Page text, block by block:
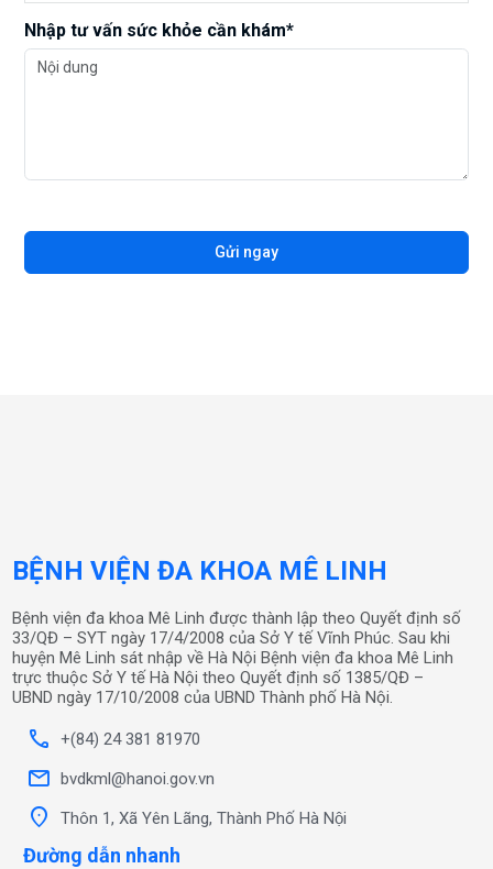
Nhập tư vấn sức khỏe cần khám*
Gửi ngay
BỆNH VIỆN ĐA KHOA MÊ LINH
Bệnh viện đa khoa Mê Linh được thành lập theo Quyết định số
33/QĐ – SYT ngày 17/4/2008 của Sở Y tế Vĩnh Phúc. Sau khi
huyện Mê Linh sát nhập về Hà Nội Bệnh viện đa khoa Mê Linh
trực thuộc Sở Y tế Hà Nội theo Quyết định số 1385/QĐ –
UBND ngày 17/10/2008 của UBND Thành phố Hà Nội.
call +(84) 24 381 81970
mail bvdkml@hanoi.gov.vn
location_on Thôn 1, Xã Yên Lãng, Thành Phố Hà Nội
Đường dẫn nhanh